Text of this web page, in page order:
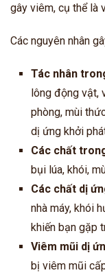
gây viêm, cụ thể là
Các nguyên nhân
Tác nhân
lông động vật,
phòng, mùi
dị ứng khởi
Các chất
bụi lúa, khói,
Các chất dị
nhà máy, khói
khiến bạn gặp
Viêm mũi dị
bị viêm mũi